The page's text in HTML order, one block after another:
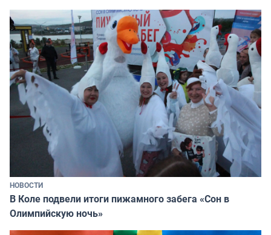
НОВОСТИ
В Коле подвели итоги пижамного забега «Сон в
Олимпийскую ночь»